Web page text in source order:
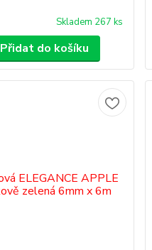
Skladem 267 ks
Přidat do košíku